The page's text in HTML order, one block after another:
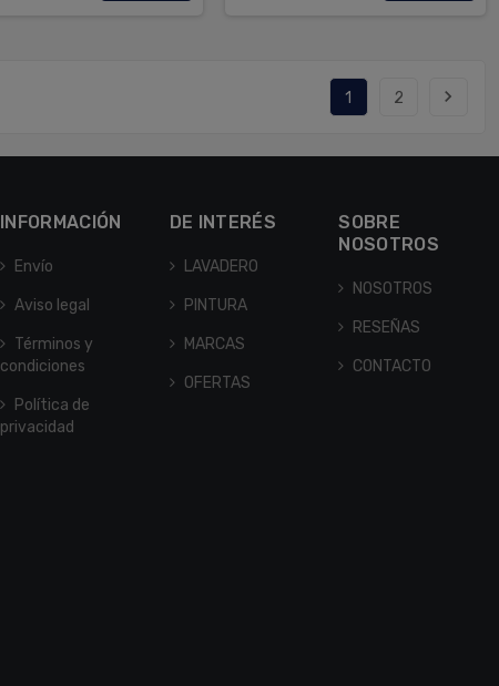
1 2 navigate_next
INFORMACIÓN
Envío
Aviso legal
Términos y
condiciones
Política de
privacidad
DE INTERÉS
LAVADERO
PINTURA
MARCAS
OFERTAS
SOBRE
NOSOTROS
NOSOTROS
RESEÑAS
CONTACTO